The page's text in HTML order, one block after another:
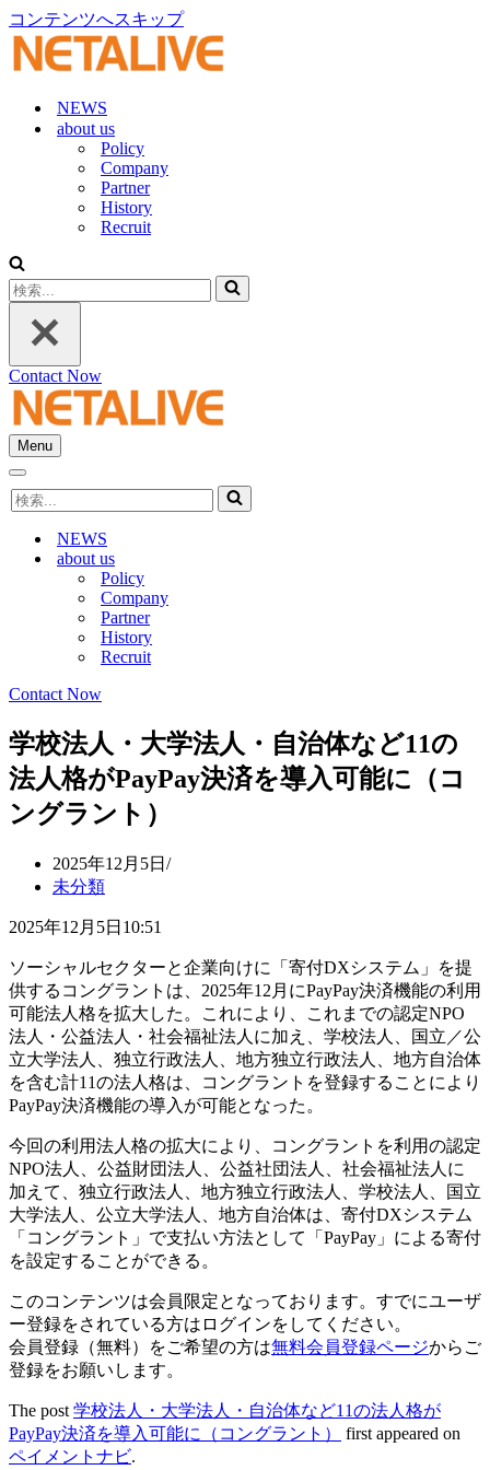
コンテンツへスキップ
NEWS
about us
Policy
Company
Partner
History
Recruit
検
索...
Contact Now
Menu
ナ
ゲ
シ
ョ
ナ
ビ
検
索...
NEWS
about us
Policy
Company
Partner
History
Recruit
Contact Now
学校法人・大学法人・自治体など11の
法人格がPayPay決済を導入可能に（コ
ングラント）
2025年12月5日
未分類
2025年12月5日10:51
ソーシャルセクターと企業向けに「寄付DXシステム」を提
供するコングラントは、2025年12月にPayPay決済機能の利用
可能法人格を拡大した。これにより、これまでの認定NPO
法人・公益法人・社会福祉法人に加え、学校法人、国立／公
立大学法人、独立行政法人、地方独立行政法人、地方自治体
を含む計11の法人格は、コングラントを登録することにより
PayPay決済機能の導入が可能となった。
今回の利用法人格の拡大により、コングラントを利用の認定
NPO法人、公益財団法人、公益社団法人、社会福祉法人に
加えて、独立行政法人、地方独立行政法人、学校法人、国立
大学法人、公立大学法人、地方自治体は、寄付DXシステム
「コングラント」で支払い方法として「PayPay」による寄付
を設定することができる。
このコンテンツは会員限定となっております。すでにユーザ
ー登録をされている方はログインをしてください。
会員登録（無料）をご希望の方は無料会員登録ページからご
登録をお願いします。
The post 学校法人・大学法人・自治体など11の法人格が
PayPay決済を導入可能に（コングラント）
first appeared on
ペイメントナビ.